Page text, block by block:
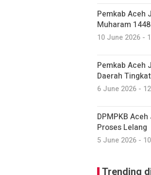
Pemkab Aceh
Muharam
10 June 2026 -
Pemkab Aceh
Daerah
6 June 2026 -
DPMPKB
Proses Lelang
5 June 2026 -
Trending